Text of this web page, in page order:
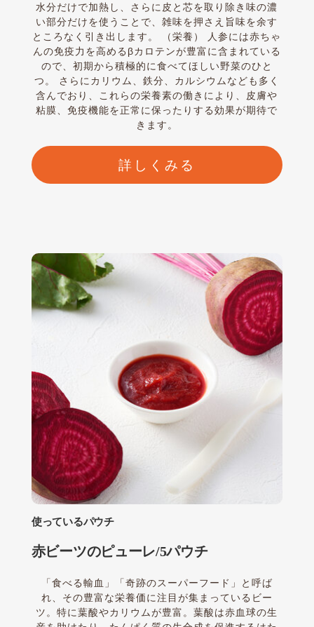
水分だけで加熱し、さらに皮と芯を取り除き味の濃
い部分だけを使うことで、雑味を押さえ旨味を余す
ところなく引き出します。 （栄養） 人参には赤ちゃ
んの免疫力を高めるβカロテンが豊富に含まれている
ので、初期から積極的に食べてほしい野菜のひと
つ。 さらにカリウム、鉄分、カルシウムなども多く
含んでおり、これらの栄養素の働きにより、皮膚や
粘膜、免疫機能を正常に保ったりする効果が期待で
きます。
詳しくみる
使っているパウチ
赤ビーツのピューレ/5パウチ
「食べる輸血」「奇跡のスーパーフード」と呼ば
れ、その豊富な栄養価に注目が集まっているビー
ツ。特に葉酸やカリウムが豊富。葉酸は赤血球の生